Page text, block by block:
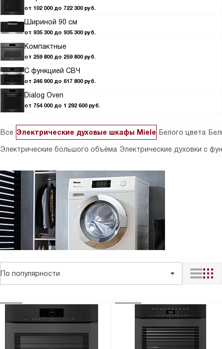
от 102 000 до 722 300 руб.
Шириной 90 см
от 935 300 до 935 300 руб.
Компактные
от 259 800 до 259 800 руб.
С функцией СВЧ
от 246 900 до 617 800 руб.
Dialog Oven
от 754 000 до 1 292 600 руб.
Все Электрические духовые шкафы Miele Белого цвета
Электрические большого объёма Электрические духовки с
По популярности